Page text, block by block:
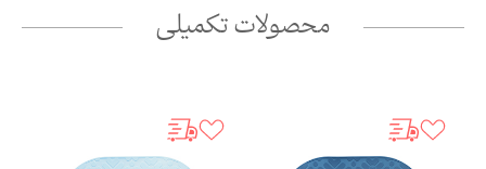
محصولات تکمیلی